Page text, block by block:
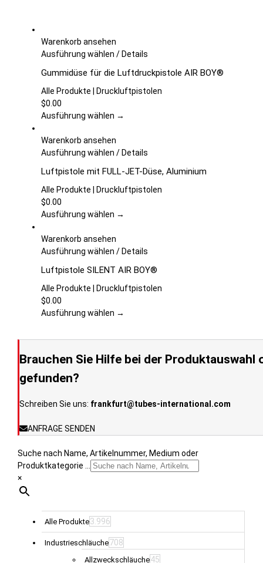
Warenkorb ansehen
Ausführung wählen Dieses
weist
mehrere
auf.
Optionen
können
der
Produktseite
werden
/Details
Gummidüse für die Luftdruckpistole AIR BOY®
Alle Produkte | Druckluftpistolen
$0.00
Ausführung wählen →
Warenkorb ansehen
Ausführung wählen Dieses
weist
mehrere
auf.
Optionen
können
der
Produktseite
werden
/Details
Luftpistole mit FULL-JET-Düse, Aluminium
Alle Produkte | Druckluftpistolen
$0.00
Ausführung wählen →
Warenkorb ansehen
Ausführung wählen Dieses
weist
mehrere
auf.
auf
gewählt
werden
/Details
Luftpistole SILENT AIR BOY®
Alle Produkte | Druckluftpistolen
$0.00
Ausführung wählen →
Brauchen Sie Hilfe bei der
gefunden?
Schreiben Sie uns: frankfurt@tubes-international.com
ANFRAGE SENDEN
Suche nach Name, Artikelnummer, Medium oder
Produktkategorie ...
×
Alle Produkte3.996
Industrieschläuche708
Allzweckschläuche45